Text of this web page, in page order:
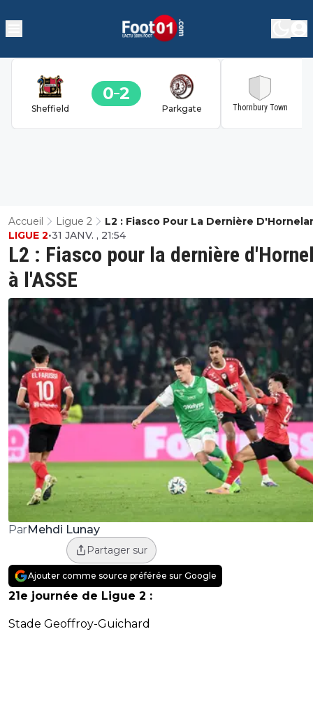
Sheffield
0 2
Parkgate Thornbury Town
Accueil Ligue 2
L2 : Fiasco Pour La Dernière
L'ASSE
L2 : Fiasco pour la dernière
à l'ASSE
LIGUE 2•31 JANV. , 21:54
ParMehdi Lunay
Partager sur
Ajouter comme source préférée sur Google
21e journée de Ligue 2 :
Stade Geoffroy-Guichard